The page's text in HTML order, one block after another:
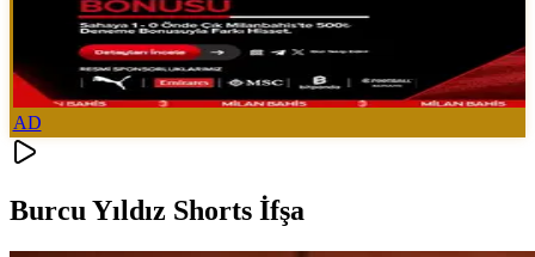
AD
Burcu Yıldız Shorts İfşa